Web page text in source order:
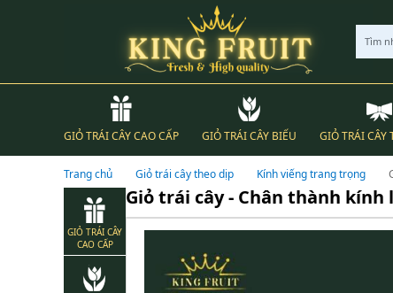
Tìm
GIỎ TRÁI CÂY CAO CẤP GIỎ TRÁI CÂY BIẾU GIỎ TRÁI CÂY
Trang chủ Giỏ trái cây theo dịp Kính viếng trang trọng
GIỎ TRÁI CÂY
CAO CẤP
Giỏ trái cây - Chân thành kính